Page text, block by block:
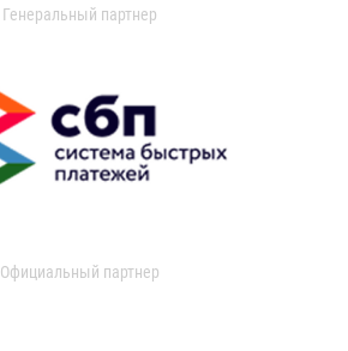
Генеральный партнер
Официальный партнер